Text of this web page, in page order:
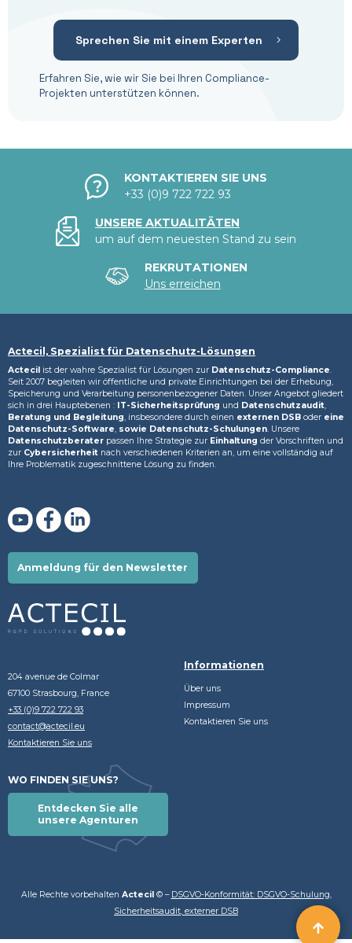
Sprechen Sie mit einem Experten
Erfahren Sie, wie wir Sie bei Ihren Compliance-
Projekten unterstützen können.
KONTAKTIEREN SIE UNS
+33 (0)9 722 722 93
UNSERE AKTUALITÄTEN
um auf dem neuesten Stand zu sein
REKRUTATIONEN
Uns erreichen
Actecil, Spezialist für Datenschutz-Lösungen
Actecil ist der wahre Spezialist für Lösungen zur Datenschutz-Compliance.
Seit 2007 begleiten wir öffentliche und private Einrichtungen bei der Erhebung,
Speicherung und Verarbeitung personenbezogener Daten. Unser Angebot gliedert
sich in drei Hauptebenen : IT-Sicherheitsprüfung und Datenschutzaudit,
Beratung und Begleitung, insbesondere durch einen externen DSB oder eine
Datenschutz-Software, sowie Datenschutz-Schulungen. Unsere
Datenschutzberater passen Ihre Strategie zur Einhaltung der Vorschriften und
zur Cybersicherheit nach verschiedenen Kriterien an, um eine vollständig auf
Ihre Problematik zugeschnittene Lösung zu finden.
Anmeldung für den Newsletter
204 avenue de Colmar
67100 Strasbourg, France
+33 (0)9 722 722 93
contact@actecil.eu
Kontaktieren Sie uns
WO FINDEN SIE UNS?
Entdecken Sie alle
unsere Agenturen
Informationen
Über uns
Impressum
Kontaktieren Sie uns
Alle Rechte vorbehalten Actecil © – DSGVO-Konformität: DSGVO-Schulung,
Sicherheitsaudit, externer DSB